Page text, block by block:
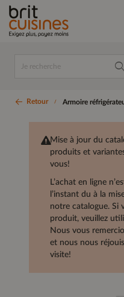
Retour Armoire
Mise à jour du
produits et
vous!
L’achat en ligne
l’instant du à la
notre catalogue. Si
produit, veuillez
Nous vous
et nous nous
visite!